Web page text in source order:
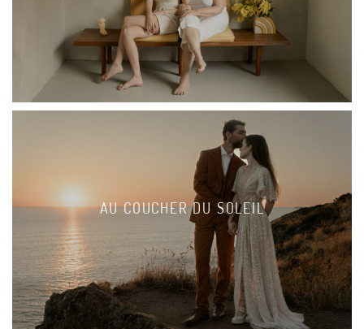
AU COUCHER DU SOLEIL